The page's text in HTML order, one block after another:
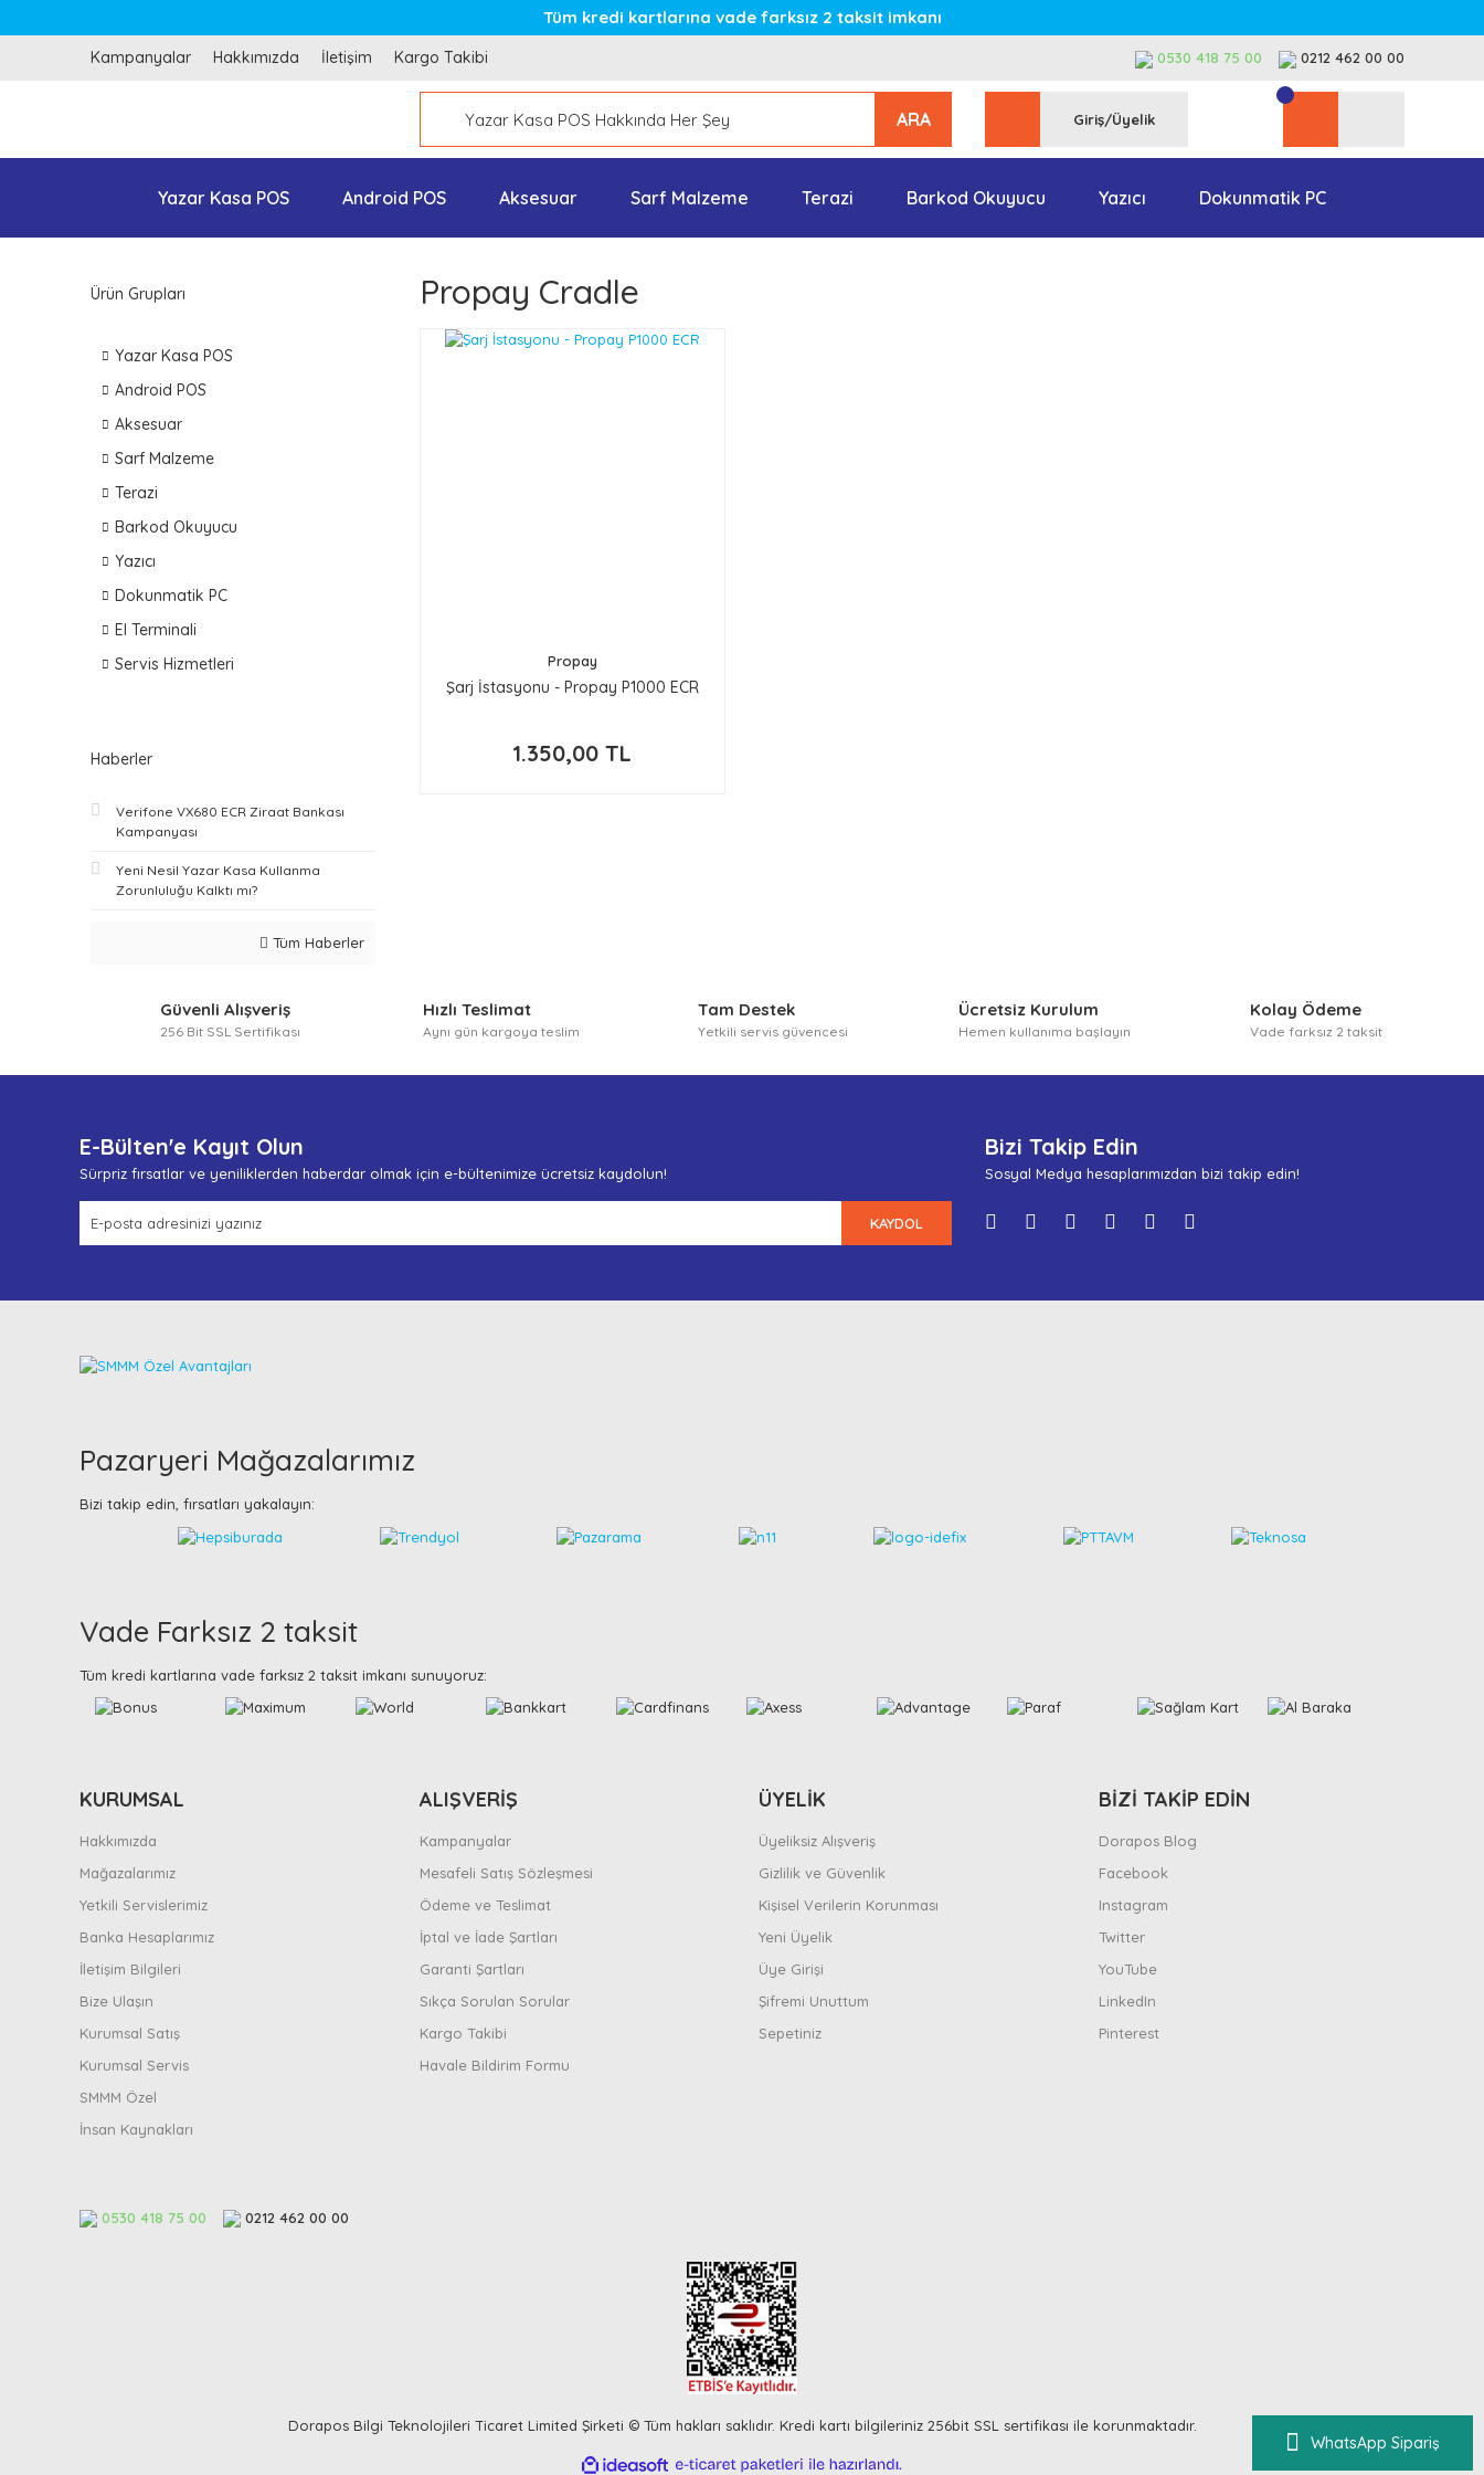
WhatsApp Sipariş
Tüm kredi kartlarına vade farksız 2 taksit imkanı
Kampanyalar Hakkımızda İletişim Kargo Takibi 0530 418 75 00 0212 462 00 00
ARA Giriş/Üyelik
Yazar Kasa POS Android POS Aksesuar Sarf Malzeme Terazi Barkod Okuyucu Yazıcı Dokunmatik PC
Ürün Grupları
Yazar Kasa POS
Android POS
Aksesuar
Sarf Malzeme
Terazi
Barkod Okuyucu
Yazıcı
Dokunmatik PC
El Terminali
Servis Hizmetleri
Haberler
Verifone VX680 ECR Ziraat Bankası
Kampanyası
Yeni Nesil Yazar Kasa Kullanma
Zorunluluğu Kalktı mı?
Tüm Haberler
Propay Cradle
Propay
Şarj İstasyonu - Propay P1000 ECR
1.350,00 TL
Güvenli Alışveriş
256 Bit SSL Sertifikası
Hızlı Teslimat
Aynı gün kargoya teslim
Tam Destek
Yetkili servis güvencesi
Ücretsiz Kurulum
Hemen kullanıma başlayın
Kolay Ödeme
Vade farksız 2 taksit
E-Bülten'e Kayıt Olun
Sürpriz fırsatlar ve yeniliklerden haberdar olmak için e-bültenimize ücretsiz kaydolun!
KAYDOL
Bizi Takip Edin
Sosyal Medya hesaplarımızdan bizi takip edin!
Pazaryeri Mağazalarımız
Bizi takip edin, fırsatları yakalayın:
Vade Farksız 2 taksit
Tüm kredi kartlarına vade farksız 2 taksit imkanı sunuyoruz:
KURUMSAL
Hakkımızda
Mağazalarımız
Yetkili Servislerimiz
Banka Hesaplarımız
İletişim Bilgileri
Bize Ulaşın
Kurumsal Satış
Kurumsal Servis
SMMM Özel
İnsan Kaynakları
ALIŞVERİŞ
Kampanyalar
Mesafeli Satış Sözleşmesi
Ödeme ve Teslimat
İptal ve İade Şartları
Garanti Şartları
Sıkça Sorulan Sorular
Kargo Takibi
Havale Bildirim Formu
ÜYELİK
Üyeliksiz Alışveriş
Gizlilik ve Güvenlik
Kişisel Verilerin Korunması
Yeni Üyelik
Üye Girişi
Şifremi Unuttum
Sepetiniz
BİZİ TAKİP EDİN
Dorapos Blog
Facebook
Instagram
Twitter
YouTube
LinkedIn
Pinterest
0530 418 75 00 0212 462 00 00
Dorapos Bilgi Teknolojileri Ticaret Limited Şirketi © Tüm hakları saklıdır. Kredi kartı bilgileriniz 256bit SSL sertifikası ile korunmaktadır.
ideasoft e-